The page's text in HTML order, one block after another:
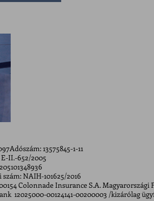
13575845-1-11
II.-652/2005
NAIH-101625/2016
Colonnade Insurance S.A. Magyarországi
12025000-00124141-00200003 /kizárólag